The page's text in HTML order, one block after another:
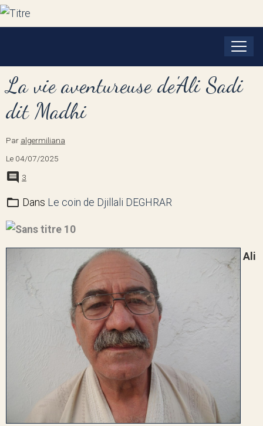
La vie aventureuse de'Ali Sadi
dit Madhi
Par algermiliana
Le 04/07/2025
3
Dans Le coin de Djillali DEGHRAR
Ali